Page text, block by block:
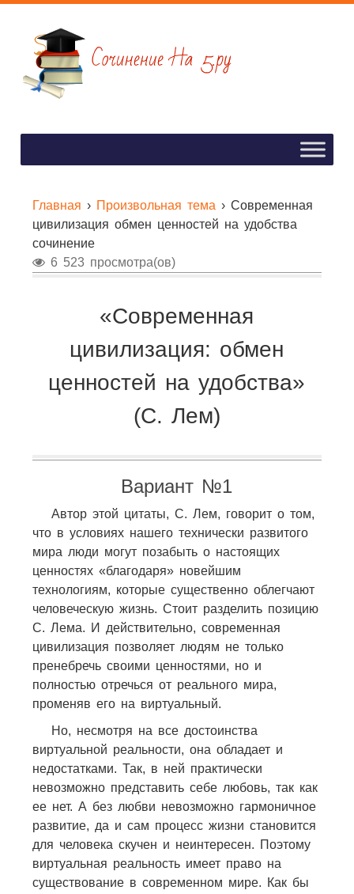
Главная › Произвольная тема › Современная
цивилизация обмен ценностей на удобства
сочинение
6 523 просмотра(ов)
«Современная
цивилизация: обмен
ценностей на удобства»
(С. Лем)
Вариант №1
Автор этой цитаты, С. Лем, говорит о том,
что в условиях нашего технически развитого
мира люди могут позабыть о настоящих
ценностях «благодаря» новейшим
технологиям, которые существенно облегчают
человеческую жизнь. Стоит разделить позицию
С. Лема. И действительно, современная
цивилизация позволяет людям не только
пренебречь своими ценностями, но и
полностью отречься от реального мира,
променяв его на виртуальный.
Но, несмотря на все достоинства
виртуальной реальности, она обладает и
недостатками. Так, в ней практически
невозможно представить себе любовь, так как
ее нет. А без любви невозможно гармоничное
развитие, да и сам процесс жизни становится
для человека скучен и неинтересен. Поэтому
виртуальная реальность имеет право на
существование в современном мире. Как бы